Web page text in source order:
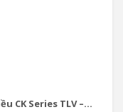
CK Series TLV –...